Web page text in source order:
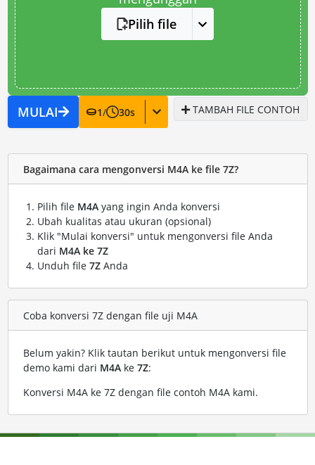
Pilih file
MULAI 1/ 30s TAMBAH FILE CONTOH
Bagaimana cara mengonversi M4A ke file 7Z?
Pilih file M4Ayang ingin Anda konversi
Ubah kualitas atau ukuran (opsional)
Klik "Mulai konversi" untuk mengonversi file Anda
dari M4A ke 7Z
Unduh file 7ZAnda
Coba konversi 7Z dengan file uji M4A
Belum yakin? Klik tautan berikut untuk mengonversi file
demo kami dari M4Ake 7Z:
Konversi M4A ke 7Z dengan file contoh M4A kami.